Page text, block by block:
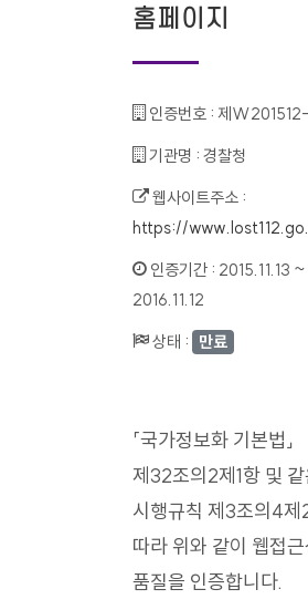
홈페이지
인증번호 : 제
기관명 : 경찰청
웹사이트주소 :
https://
인증기간 : 2015.11.13 ~
2016.11.12
상태 : 만료
「국가정보화 기본법」
제32조의2제1항 및 같
시행규칙 제3조의4제
따라 위와 같이 웹접근
품질을 인증합니다.